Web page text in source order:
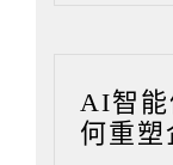
AI智能
何重塑